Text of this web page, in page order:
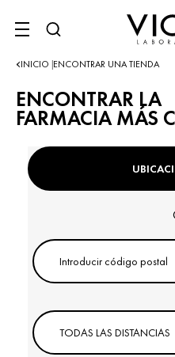
SITE MENU
INICIO ENCONTRAR UNA TIENDA
ENCONTRAR LA
FARMACIA MÁS
INTRODUCIR EL CÓDIGO
FILTRAR POR DISTANCIA